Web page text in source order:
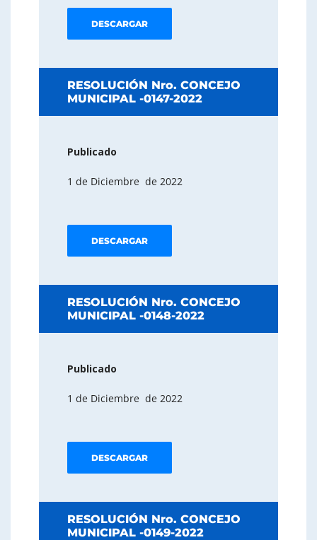
DESCARGAR
RESOLUCIÓN Nro. CONCEJO
MUNICIPAL -0147-2022
Publicado
1 de Diciembre de 2022
DESCARGAR
RESOLUCIÓN Nro. CONCEJO
MUNICIPAL -0148-2022
Publicado
1 de Diciembre de 2022
DESCARGAR
RESOLUCIÓN Nro. CONCEJO
MUNICIPAL -0149-2022